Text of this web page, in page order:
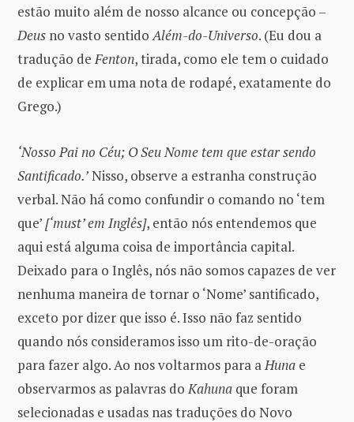
estão muito além de nosso alcance ou concepção –
Deus no vasto sentidoAlém-do-Universo. (Eu dou a
tradução deFenton, tirada, como ele tem o cuidado
de explicar em uma nota de rodapé, exatamente do
Grego.)
‘Nosso Pai no Céu; O Seu Nome tem que estar sendo
Santificado.’Nisso, observe a estranha construção
verbal. Não há como confundir o comando no ‘tem
que’[‘must’ em Inglês], então nós entendemos que
aqui está alguma coisa de importância capital.
Deixado para o Inglês, nós não somos capazes de ver
nenhuma maneira de tornar o ‘Nome’ santificado,
exceto por dizer que isso é. Isso não faz sentido
quando nós consideramos isso um rito-de-oração
para fazer algo. Ao nos voltarmos para aHuna e
observarmos as palavras doKahuna que foram
selecionadas e usadas nas traduções do Novo